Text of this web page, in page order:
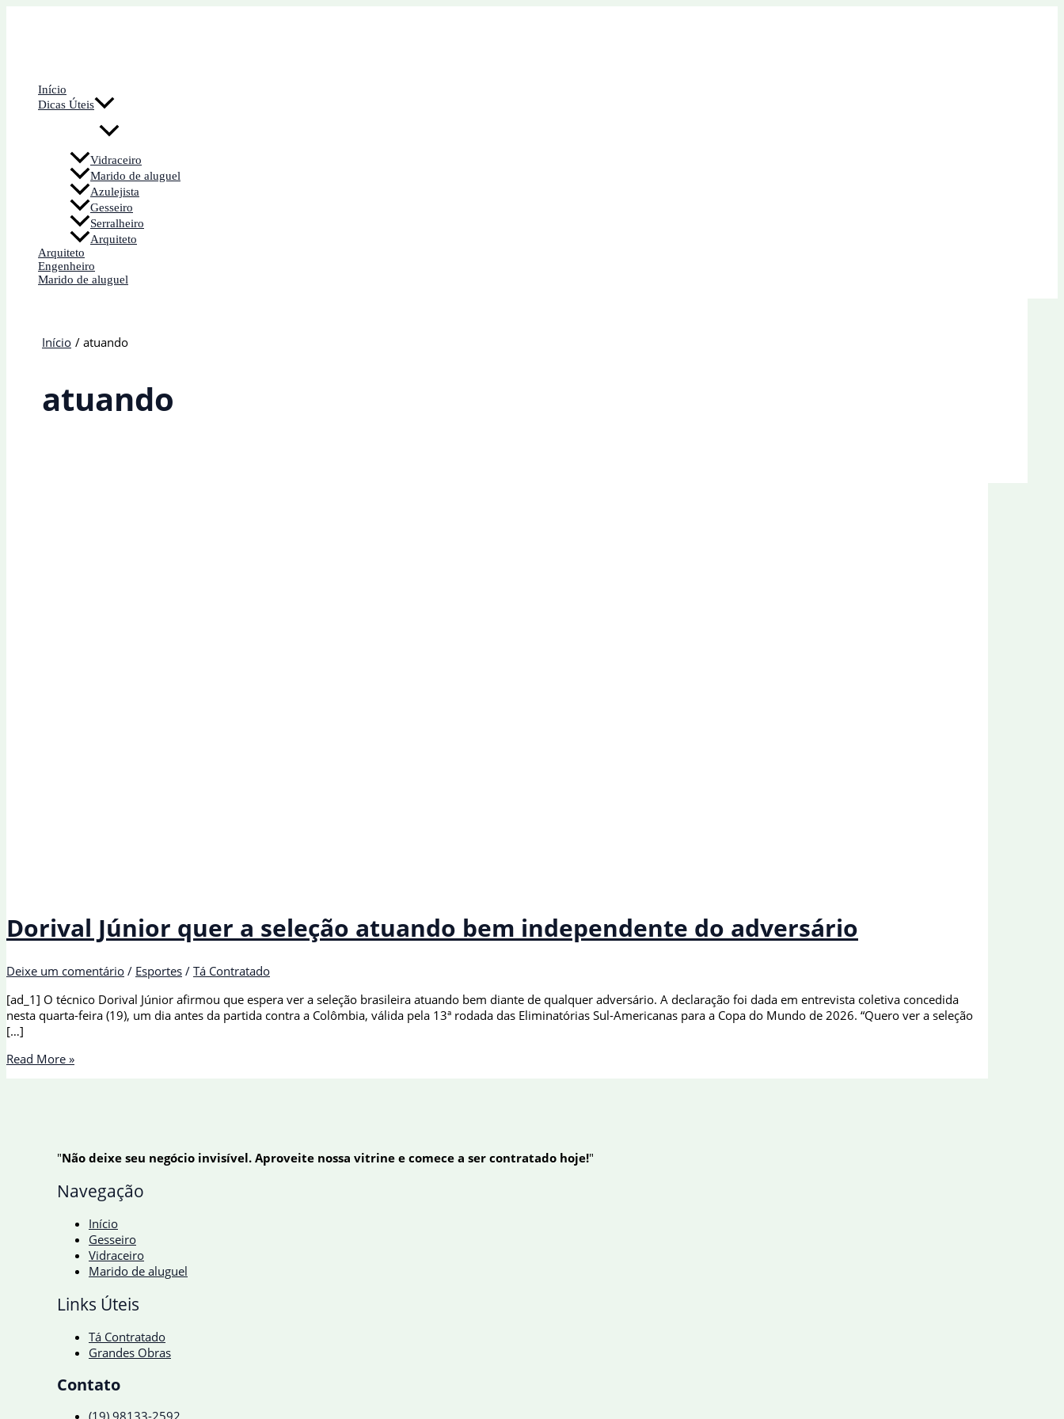
Início
Dicas Úteis
Vidraceiro
Marido de aluguel
Azulejista
Gesseiro
Serralheiro
Arquiteto
Arquiteto
Engenheiro
Marido de aluguel
Início atuando
atuando
Dorival Júnior quer a seleção atuando bem independente do adversário
Deixe um comentário / Esportes / Tá Contratado
[ad_1] O técnico Dorival Júnior afirmou que espera ver a seleção brasileira atuando bem diante de qualquer adversário. A declaração foi dada em entrevista coletiva concedida
nesta quarta-feira (19), um dia antes da partida contra a Colômbia, válida pela 13ª rodada das Eliminatórias Sul-Americanas para a Copa do Mundo de 2026. “Quero ver a seleção
[…]
Dorival
adversário
Read More »
"Não deixe seu negócio invisível. Aproveite nossa vitrine e comece a ser contratado hoje!"
Navegação
Início
Gesseiro
Vidraceiro
Marido de aluguel
Links Úteis
Tá Contratado
Grandes Obras
Contato